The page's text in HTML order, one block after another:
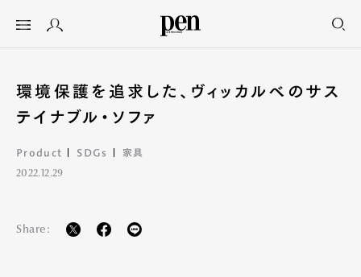
環境保護を追求した、ヴィッカルベのサス
テイナブル・ソファ
Product SDGs 家具
2022.12.29
Share: